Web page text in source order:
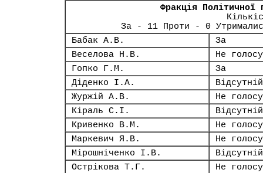
Фракція Політичної
За - 11 Проти - 0
Бабак А.В.
За
Веселова Н.В.
Не
Гопко Г.М.
За
Діденко І.А.
Відсутній
Журжій А.В.
Не
Кіраль С.І.
Відсутній
Кривенко В.М.
Не
Маркевич Я.В.
Не
Мірошніченко І.В.
Відсутній
Острікова Т.Г.
Не